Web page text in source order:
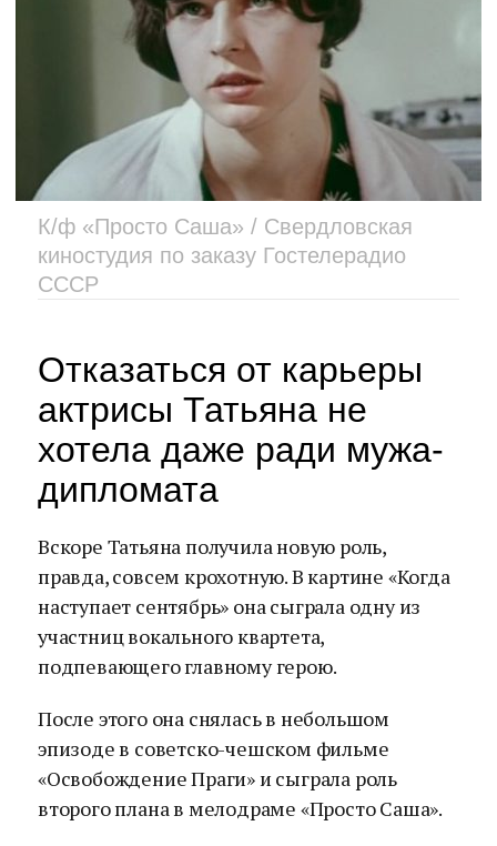
К/ф «Просто Саша» / Свердловская
киностудия по заказу Гостелерадио
СССР
Отказаться от карьеры
актрисы Татьяна не
хотела даже ради мужа-
дипломата
Вскоре Татьяна получила новую роль,
правда, совсем крохотную. В картине «Когда
наступает сентябрь» она сыграла одну из
участниц вокального квартета,
подпевающего главному герою.
После этого она снялась в небольшом
эпизоде в советско-чешском фильме
«Освобождение Праги» и сыграла роль
второго плана в мелодраме «Просто Саша».